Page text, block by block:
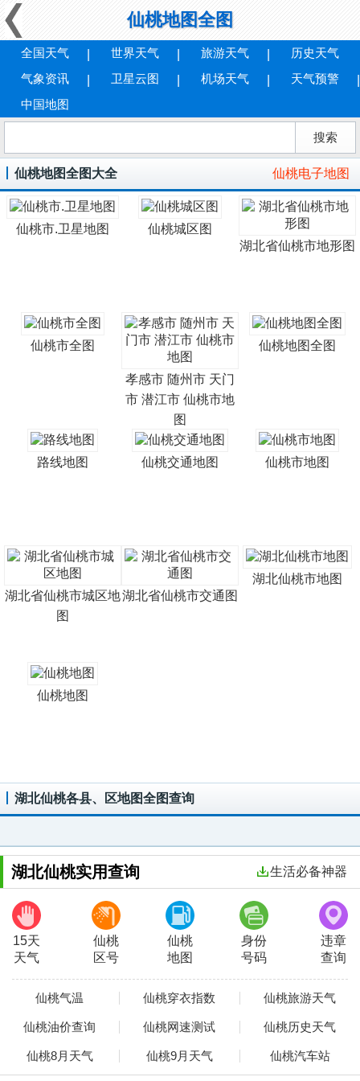
仙桃地图全图
全国天气 世界天气 旅游天气
历史天气
气象资讯
卫星云图 机场天气
天气预警
中国地图
仙桃地图全图大全 仙桃电子地图
仙桃市.卫星地图
仙桃城区图
湖北省仙桃市地形图
仙桃市全图
孝感市 随州市 天门
市 潜江市 仙桃市地
图
仙桃地图全图
路线地图 仙桃交通地图 仙桃市地图
湖北省仙桃市城区地
图
湖北省仙桃市交通图
湖北仙桃市地图
仙桃地图
湖北仙桃各县、区地图全图查询
湖北仙桃实用查询 生活必备神器
15天
天气
仙桃
区号
仙桃
地图
身份
号码
违章
查询
仙桃气温 仙桃穿衣指数 仙桃旅游天气
仙桃油价查询 仙桃网速测试 仙桃历史天气
仙桃8月天气 仙桃9月天气 仙桃汽车站